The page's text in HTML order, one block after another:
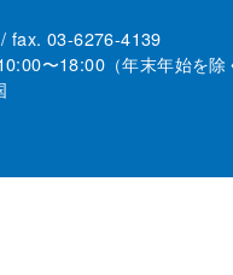
/ fax. 03-6276-4139
〜18:00 （年末年始を除